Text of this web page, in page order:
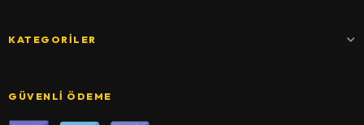
KATEGORILER
GÜVENLI ÖDEME